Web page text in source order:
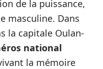
de la puissance,
masculine. Dans
la capitale Oulan-
national
la mémoire